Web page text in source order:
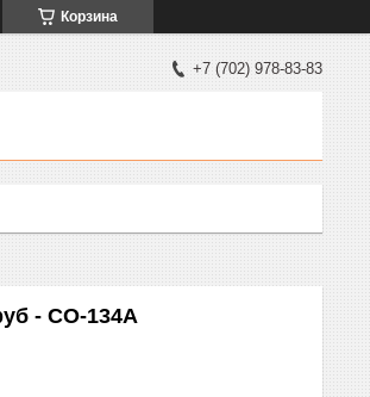
Корзина
+7 (702) 978-83-83
- СО-134А